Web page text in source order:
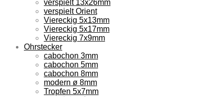
verspielt 13x26mm
verspielt Orient
Viereckig 5x13mm
Viereckig 5x17mm
Viereckig 7x9mm
Ohrstecker
cabochon 3mm
cabochon 5mm
cabochon 8mm
modern ø 8mm
Tropfen 5x7mm